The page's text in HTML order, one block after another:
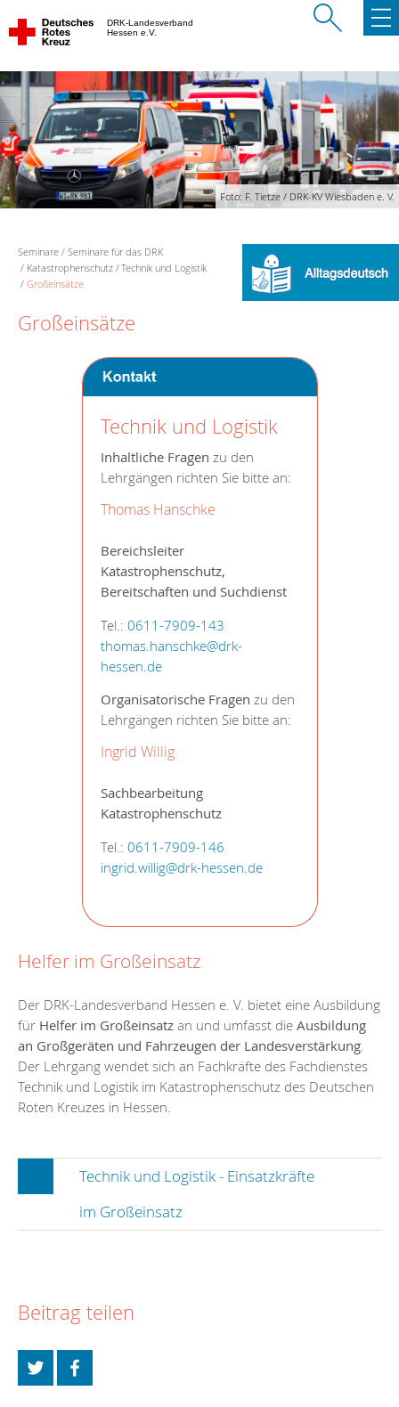
DRK-Landesverband
Hessen e.V.
Foto: F. Tietze / DRK-KV Wiesbaden e. V.
Seminare
Seminare für das DRK
Katastrophenschutz
Technik und Logistik
Großeinsätze
Großeinsätze
Technik und Logistik
Inhaltliche Fragen zu den
Lehrgängen richten Sie bitte an:
Thomas Hanschke
Bereichsleiter
Katastrophenschutz,
Bereitschaften und Suchdienst
Tel.: 0611-7909-143
thomas.hanschke@drk-
hessen.de
Organisatorische Fragen zu den
Lehrgängen richten Sie bitte an:
Ingrid Willig
Sachbearbeitung
Katastrophenschutz
Tel.: 0611-7909-146
ingrid.willig@drk-hessen.de
Helfer im Großeinsatz
Der DRK-Landesverband Hessen e. V. bietet eine Ausbildung
für Helfer im Großeinsatz an und umfasst die Ausbildung
an Großgeräten und Fahrzeugen der Landesverstärkung
Der Lehrgang wendet sich an Fachkräfte des Fachdienstes
Technik und Logistik im Katastrophenschutz des Deutschen
Roten Kreuzes in Hessen.
Technik und Logistik - Einsatzkräfte
im Großeinsatz
Beitrag teilen